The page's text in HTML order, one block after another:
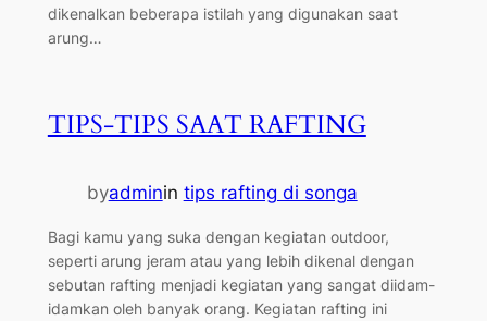
dikenalkan beberapa istilah yang digunakan saat
arung…
TIPS-TIPS SAAT RAFTING
byadminin tips rafting di songa
Bagi kamu yang suka dengan kegiatan outdoor,
seperti arung jeram atau yang lebih dikenal dengan
sebutan rafting menjadi kegiatan yang sangat diidam-
idamkan oleh banyak orang. Kegiatan rafting ini